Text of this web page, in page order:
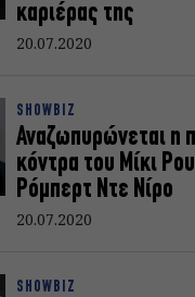
καριέρας της
20.07.2020
SHOWBIZ
Αναζωπυρώνεται η
κόντρα του Μίκι
Ρόμπερτ Ντε Νίρο
20.07.2020
SHOWBIZ